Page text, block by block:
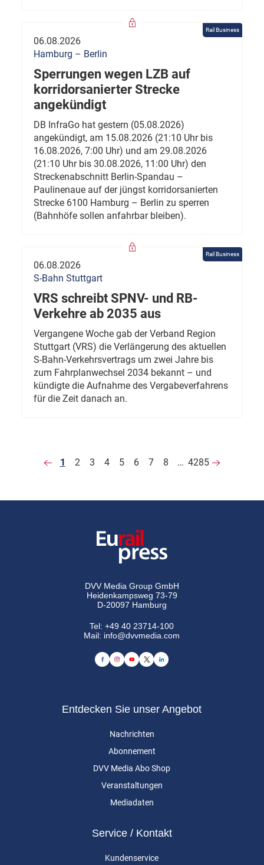
Rail Business
06.08.2026
Hamburg – Berlin
Sperrungen wegen LZB auf
korridorsanierter Strecke
angekündigt
DB InfraGo hat gestern (05.08.2026)
angekündigt, am 15.08.2026 (21:10 Uhr bis
16.08.2026, 7:00 Uhr) und am 29.08.2026
(21:10 Uhr bis 30.08.2026, 11:00 Uhr) den
Streckenabschnitt Berlin-Spandau –
Paulinenaue auf der jüngst korridorsanierten
Strecke 6100 Hamburg – Berlin zu sperren
(Bahnhöfe sollen anfahrbar bleiben).
Rail Business
06.08.2026
S-Bahn Stuttgart
VRS schreibt SPNV- und RB-
Verkehre ab 2035 aus
Vergangene Woche gab der Verband Region
Stuttgart (VRS) die Verlängerung des aktuellen
S-Bahn-Verkehrsvertrags um zwei Jahre bis
zum Fahrplanwechsel 2034 bekannt – und
kündigte die Aufnahme des Vergabeverfahrens
für die Zeit danach an.
1 2 3 4 5 6 7 8 … 4285
DVV Media Group GmbH
Heidenkampsweg 73-79
D-20097 Hamburg
Tel:+49 40 23714-100
Mail: info@dvvmedia.com
Entdecken Sie unser Angebot
Nachrichten
Abonnement
DVV Media Abo Shop
Veranstaltungen
Mediadaten
Service / Kontakt
Kundenservice